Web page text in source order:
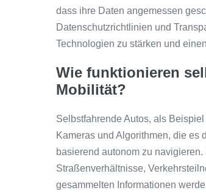
dass ihre Daten angemessen
Datenschutzrichtlinien und
Technologien zu stärken und
Wie funktionieren
Mobilität?
Selbstfahrende Autos, als
Kameras und Algorithmen, die es
basierend autonom zu
Straßenverhältnisse,
gesammelten Informationen